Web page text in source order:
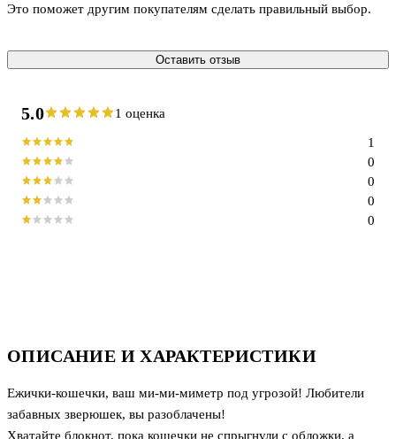
ОПИСАНИЕ И ХАРАКТЕРИСТИКИ
Ежички-кошечки, ваш ми-ми-миметр под угрозой! Любители
забавных зверюшек, вы разоблачены!
Хватайте блокнот, пока кошечки не спрыгнули с обложки, а
Это поможет другим покупателям сделать правильный выбор.
Оставить отзыв
5.0 1 оценка
0
0
0
0
1